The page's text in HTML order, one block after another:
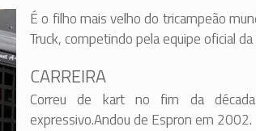
É o filho mais velho do tricampeão
Truck, competindo pela equipe oficial
CARREIRA
Correu de kart no fim da
expressivo.Andou de Espron em 2002.